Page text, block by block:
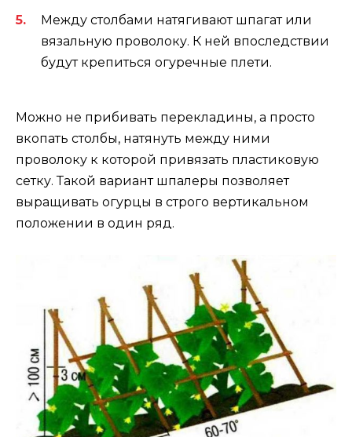
Между столбами натягивают шпагат или
вязальную проволоку. К ней впоследствии
будут крепиться огуречные плети.
Можно не прибивать перекладины, а просто
вкопать столбы, натянуть между ними
проволоку к которой привязать пластиковую
сетку. Такой вариант шпалеры позволяет
выращивать огурцы в строго вертикальном
положении в один ряд.